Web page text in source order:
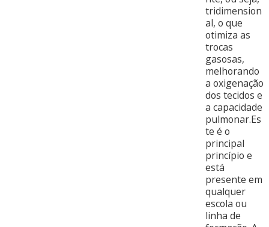
tridimension
al, o que
otimiza as
trocas
gasosas,
melhorando
a oxigenação
dos tecidos e
a capacidade
pulmonar.Es
te é o
principal
princípio e
está
presente em
qualquer
escola ou
linha de